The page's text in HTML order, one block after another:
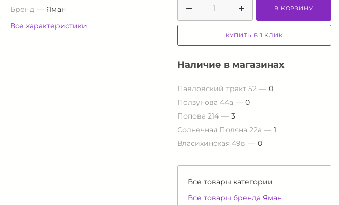
Бренд
Яман
Все характеристики
В КОРЗИНУ
КУПИТЬ В 1 КЛИК
Наличие в магазинах
Павловский тракт 52
0
Ползунова 44а
0
Попова 214
3
Солнечная Поляна 22а
1
Власихинская 49в
0
Все товары категории
Все товары бренда Яман